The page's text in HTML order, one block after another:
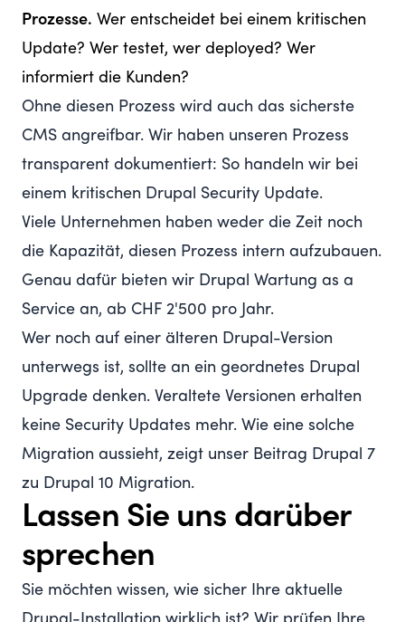
Prozesse. Wer entscheidet bei einem kritischen
Update? Wer testet, wer deployed? Wer
informiert die Kunden?
Ohne diesen Prozess wird auch das sicherste
CMS angreifbar. Wir haben unseren Prozess
transparent dokumentiert: So handeln wir bei
einem kritischen Drupal Security Update.
Viele Unternehmen haben weder die Zeit noch
die Kapazität, diesen Prozess intern aufzubauen.
Genau dafür bieten wir Drupal Wartung as a
Service an, ab CHF 2'500 pro Jahr.
Wer noch auf einer älteren Drupal-Version
unterwegs ist, sollte an ein geordnetes Drupal
Upgrade denken. Veraltete Versionen erhalten
keine Security Updates mehr. Wie eine solche
Migration aussieht, zeigt unser Beitrag Drupal 7
zu Drupal 10 Migration.
Lassen Sie uns darüber
sprechen
Sie möchten wissen, wie sicher Ihre aktuelle